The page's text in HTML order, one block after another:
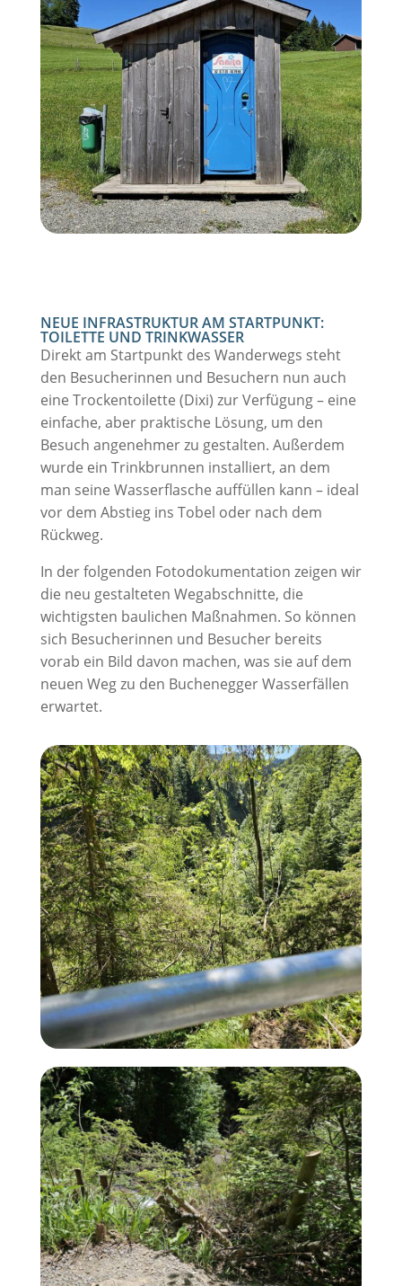
NEUE INFRASTRUKTUR AM STARTPUNKT:
TOILETTE UND TRINKWASSER
Direkt am Startpunkt des Wanderwegs steht
den Besucherinnen und Besuchern nun auch
eine Trockentoilette (Dixi) zur Verfügung – eine
einfache, aber praktische Lösung, um den
Besuch angenehmer zu gestalten. Außerdem
wurde ein Trinkbrunnen installiert, an dem
man seine Wasserflasche auffüllen kann – ideal
vor dem Abstieg ins Tobel oder nach dem
Rückweg.
In der folgenden Fotodokumentation zeigen wir
die neu gestalteten Wegabschnitte, die
wichtigsten baulichen Maßnahmen. So können
sich Besucherinnen und Besucher bereits
vorab ein Bild davon machen, was sie auf dem
neuen Weg zu den Buchenegger Wasserfällen
erwartet.